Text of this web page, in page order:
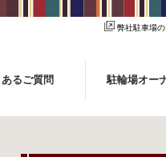
弊社駐車場
るご質問 駐輪場オー